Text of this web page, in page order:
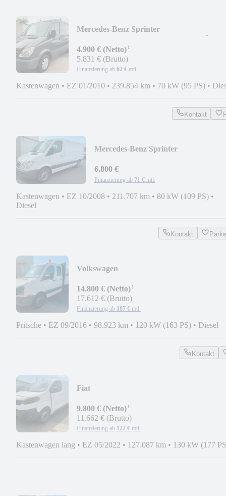
Mercedes-Benz Sprinter
NEU*3S
4.900 € (Netto)¹
5.831 € (Brutto)
Finanzierung ab 62 € mtl.
Kastenwagen • EZ 01/2010 • 239.854 km • 70 kW (95 PS) •
Kontakt
Mercedes-Benz Sprinter
6.800 €
Finanzierung ab 71 € mtl.
Kastenwagen • EZ 10/2008 • 211.707 km • 80 kW (109 PS) •
Diesel
Kontakt
Volkswagen
14.800 € (Netto)¹
17.612 € (Brutto)
Finanzierung ab 187 € mtl.
Pritsche • EZ 09/2016 • 98.923 km • 120 kW (163 PS) • Diesel
Kontakt
Fiat
9.800 € (Netto)¹
11.662 € (Brutto)
Finanzierung ab 122 € mtl.
Kastenwagen lang • EZ 05/2022 • 127.087 km • 130 kW (177